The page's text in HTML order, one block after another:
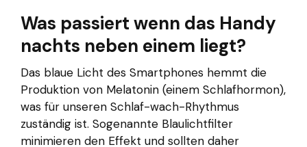
Was passiert wenn das Handy
nachts neben einem liegt?
Das blaue Licht des Smartphones hemmt die
Produktion von Melatonin (einem Schlafhormon),
was für unseren Schlaf-wach-Rhythmus
zuständig ist. Sogenannte Blaulichtfilter
minimieren den Effekt und sollten daher